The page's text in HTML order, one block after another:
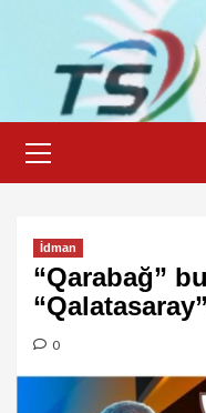
content
Menu
İdman
“Qarabağ”
0